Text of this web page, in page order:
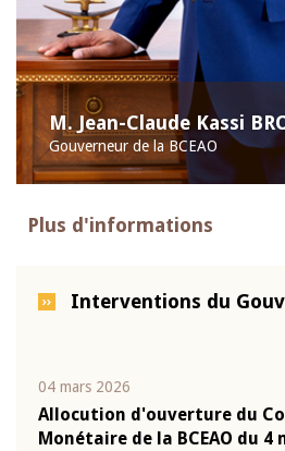
M. Jean-Claude Kassi
Gouverneur de la BCEAO
Plus d'informations
Interventions du
04 mars 2026
Allocution d'ouverture du
Monétaire de la BCEAO du 4